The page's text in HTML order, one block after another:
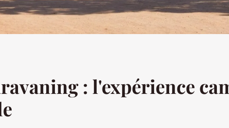
: l'expérience